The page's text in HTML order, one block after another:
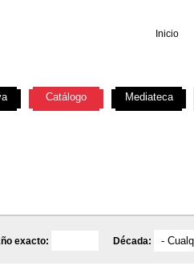
Inicio
exacto: Década:
Catálogo Mediateca